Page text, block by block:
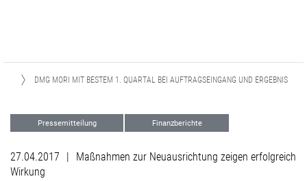
DMG MORI MIT BESTEM 1. QUARTAL BEI AUFTRAGSEINGANG UND ERGEBNIS
Pressemitteilung Finanzberichte
27.04.2017 |
Maßnahmen zur Neuausrichtung zeigen erfolgreich
Wirkung